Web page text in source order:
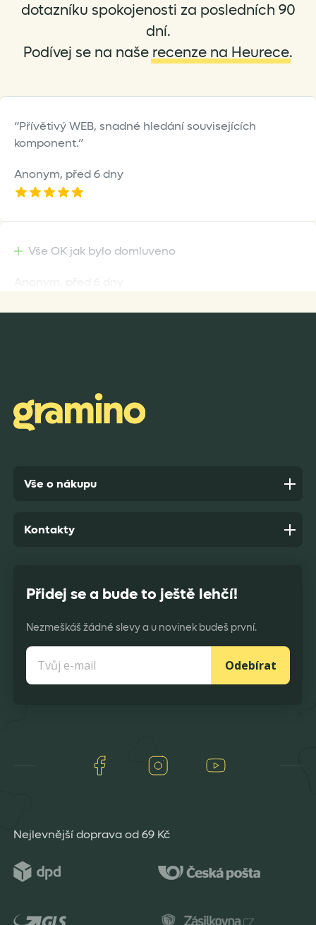
dotazníku spokojenosti za posledních 90
dní.
Podívej se na naše recenze na Heurece.
Přívětivý WEB, snadné hledání souvisejících
komponent.
Anonym, před 6 dny
Vše OK jak bylo domluveno
Anonym,před 7 dny
Vše o nákupu
Přidej se a bude to ještě lehčí!
Nezmeškáš žádné slevy a u novinek budeš první.
Odebírat
Facebook Instagram
Kontakty
Nejlevnější doprava od 69 Kč